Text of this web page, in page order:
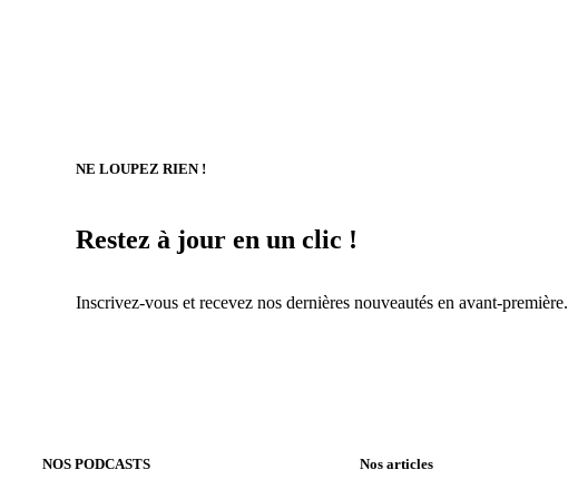
NE LOUPEZ RIEN !
Restez à jour en un clic !
Inscrivez-vous et recevez nos dernières nouveautés en avant-première.
NOS PODCASTS Nos articles